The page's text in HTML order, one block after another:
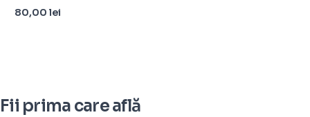
80,00lei
Fii prima care află